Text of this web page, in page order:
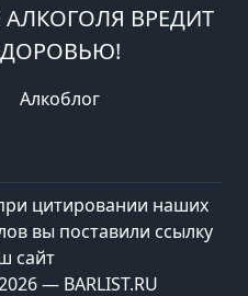
АЛКОГОЛЯ ВРЕДИТ
Алкоблог
цитировании наших
вы поставили ссылку
сайт
— BARLIST.RU